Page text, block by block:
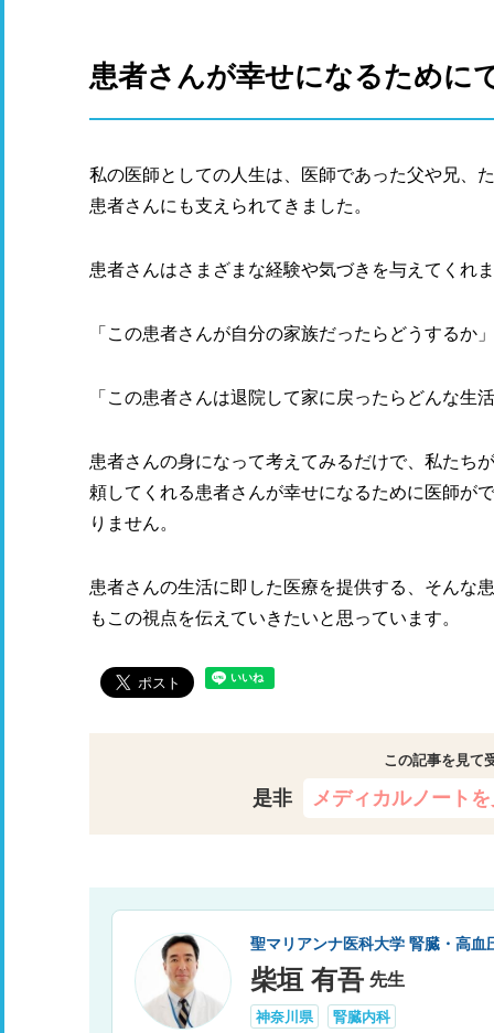
患者さんが幸せになるために
私の医師としての人生は、医師であった父や兄、
患者さんにも支えられてきました。
患者さんはさまざまな経験や気づきを与えてくれ
「この患者さんが自分の家族だったらどうするか」
「この患者さんは退院して家に戻ったらどんな生
患者さんの身になって考えてみるだけで、私たち
頼してくれる患者さんが幸せになるために医師が
りません。
患者さんの生活に即した医療を提供する、そんな
もこの視点を伝えていきたいと思っています。
この記事を見て
是非 メディカルノート
聖マリアンナ医科大学 腎臓・高
柴垣 有吾 先生
神奈川県 腎臓内科